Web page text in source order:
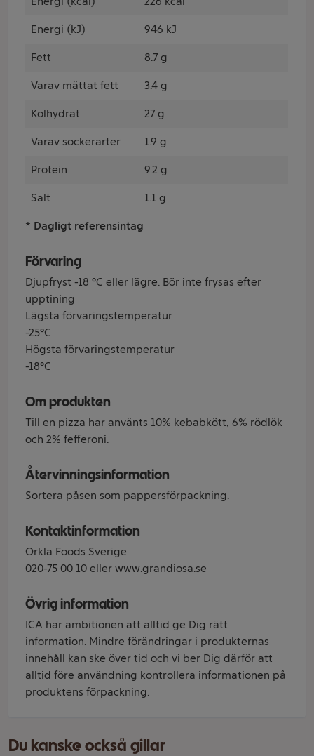
Energi (kJ) 946 kJ
Fett 8.7 g
Varav mättat fett 3.4 g
Kolhydrat 27 g
Varav sockerarter 1.9 g
Protein 9.2 g
Salt 1.1 g
* Dagligt referensintag
Förvaring
Djupfryst -18 °C eller lägre. Bör inte frysas efter
upptining
Lägsta förvaringstemperatur
-25°C
Högsta förvaringstemperatur
-18°C
Om produkten
Till en pizza har använts 10% kebabkött, 6% rödlök
och 2% fefferoni.
Återvinningsinformation
Sortera påsen som pappersförpackning.
Kontaktinformation
Orkla Foods Sverige
020-75 00 10 eller www.grandiosa.se
Övrig information
ICA har ambitionen att alltid ge Dig rätt
information. Mindre förändringar i produkternas
innehåll kan ske över tid och vi ber Dig därför att
alltid före användning kontrollera informationen på
produktens förpackning.
Du kanske också gillar